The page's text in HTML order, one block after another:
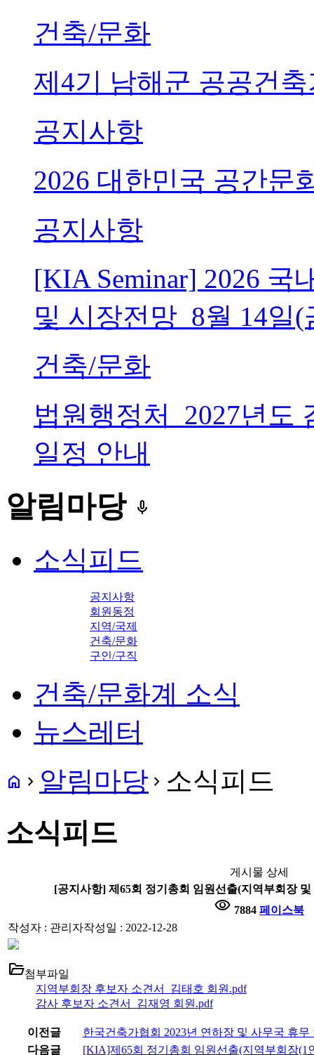
건축/문화
제4기 남해군 공공건
공지사항
2026 대한민국 공간문
공지사항
[KIA Seminar] 2026 국
및 시장전망_8월 14일(
건축/문화
법원행정처_2027년도
일정 안내
알림마당 keyboard_voice
소식피드
공지사항
회원동정
지역/국제
건축/문화
구인/구직
건축/문화계 소식
뉴스레터
home navigate_next 알림마당 navigate_next 소식피드
소식피드
게시물 상세
[공지사항] 제65회 정기총회 임원선출(지역부회장
visibility 7884 페이스북
작성자 : 관리자작성일 : 2022-12-28
folder_open첨부파일
지역부회장 후보자 소견서_김태호 회원.pdf
감사 후보자 소견서_김재영 회원.pdf
이전글
한국건축가협회 2023년 연하장 및 사무국 휴무
다음글
[KIA]제65회 정기총회 임원선출(지역부회장(1